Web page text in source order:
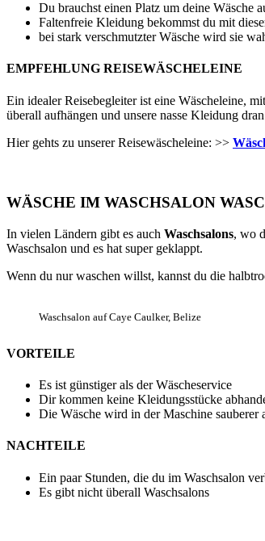
Du brauchst einen Platz um deine Wäsche
Faltenfreie Kleidung bekommst du mit
bei stark verschmutzter Wäsche wird sie
EMPFEHLUNG REISEWÄSCHELEINE
Ein idealer Reisebegleiter ist eine Wäscheleine,
überall aufhängen und unsere nasse Kleidung
Hier gehts zu unserer Reisewäscheleine: >>
WÄSCHE IM WASCHSALON
In vielen Ländern gibt es auch Waschsalons, wo
Waschsalon und es hat super geklappt.
Wenn du nur waschen willst, kannst du die
Waschsalon auf Caye Caulker, Belize
VORTEILE
Es ist günstiger als der Wäscheservice
Dir kommen keine Kleidungsstücke
Die Wäsche wird in der Maschine sauberer
NACHTEILE
Ein paar Stunden, die du im Waschsalon
Es gibt nicht überall Waschsalons